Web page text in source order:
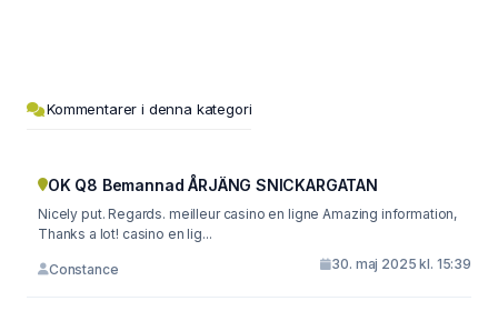
Kommentarer i denna kategori
OK Q8 Bemannad ÅRJÄNG SNICKARGATAN
Nicely put. Regards. meilleur casino en ligne Amazing information,
Thanks a lot! casino en lig...
Constance 30. maj 2025 kl. 15:39